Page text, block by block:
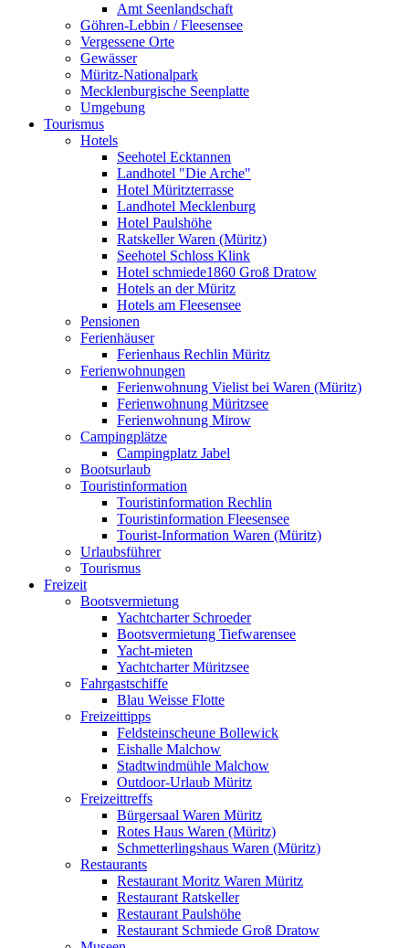
Amt Seenlandschaft
Göhren-Lebbin / Fleesensee
Vergessene Orte
Gewässer
Müritz-Nationalpark
Mecklenburgische Seenplatte
Umgebung
Tourismus
Hotels
Seehotel Ecktannen
Landhotel "Die Arche"
Hotel Müritzterrasse
Landhotel Mecklenburg
Hotel Paulshöhe
Ratskeller Waren (Müritz)
Seehotel Schloss Klink
Hotel schmiede1860 Groß Dratow
Hotels an der Müritz
Hotels am Fleesensee
Pensionen
Ferienhäuser
Ferienhaus Rechlin Müritz
Ferienwohnungen
Ferienwohnung Vielist bei Waren (Müritz)
Ferienwohnung Müritzsee
Ferienwohnung Mirow
Campingplätze
Campingplatz Jabel
Bootsurlaub
Touristinformation
Touristinformation Rechlin
Touristinformation Fleesensee
Tourist-Information Waren (Müritz)
Urlaubsführer
Tourismus
Freizeit
Bootsvermietung
Yachtcharter Schroeder
Bootsvermietung Tiefwarensee
Yacht-mieten
Yachtcharter Müritzsee
Fahrgastschiffe
Blau Weisse Flotte
Freizeittipps
Feldsteinscheune Bollewick
Eishalle Malchow
Stadtwindmühle Malchow
Outdoor-Urlaub Müritz
Freizeittreffs
Bürgersaal Waren Müritz
Rotes Haus Waren (Müritz)
Schmetterlingshaus Waren (Müritz)
Restaurants
Restaurant Moritz Waren Müritz
Restaurant Ratskeller
Restaurant Paulshöhe
Restaurant Schmiede Groß Dratow